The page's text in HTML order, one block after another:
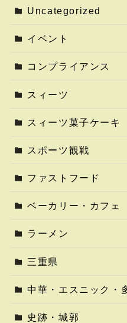
Uncategorized
イベント
コンプライアンス
スィーツ
スィーツ菓子ケーキ
スポーツ観戦
ファストフード
ベーカリー・カフェ
ラーメン
三重県
中華・エスニック・
史跡・城郭